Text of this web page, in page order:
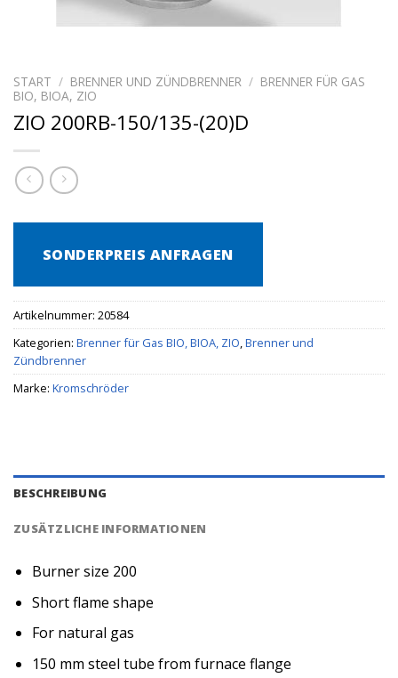
START / BRENNER UND ZÜNDBRENNER / BRENNER FÜR GAS
BIO, BIOA, ZIO
ZIO 200RB-150/135-(20)D
SONDERPREIS ANFRAGEN
Artikelnummer: 20584
Kategorien: Brenner für Gas BIO, BIOA, ZIO,Brenner und
Zündbrenner
Marke: Kromschröder
BESCHREIBUNG
ZUSÄTZLICHE INFORMATIONEN
Burner size 200
Short flame shape
For natural gas
150 mm steel tube from furnace flange